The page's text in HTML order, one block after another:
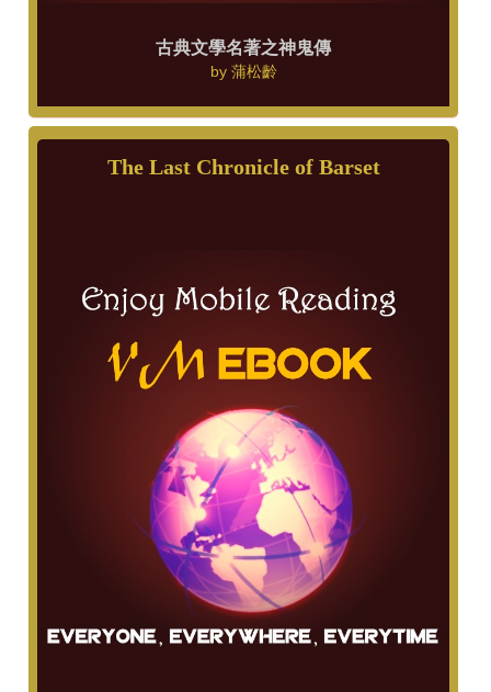
古典文學名著之神鬼傳
by 蒲松齡
The Last Chronicle of Barset